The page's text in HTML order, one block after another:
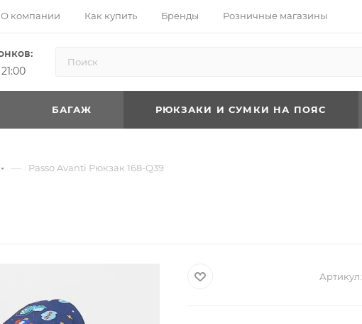
О компании Как купить Бренды Розничные магазины
БАГАЖ РЮКЗАКИ И СУМКИ НА ПОЯС
— Passo Avanti Рюкзак 168-Q39
Артикул: